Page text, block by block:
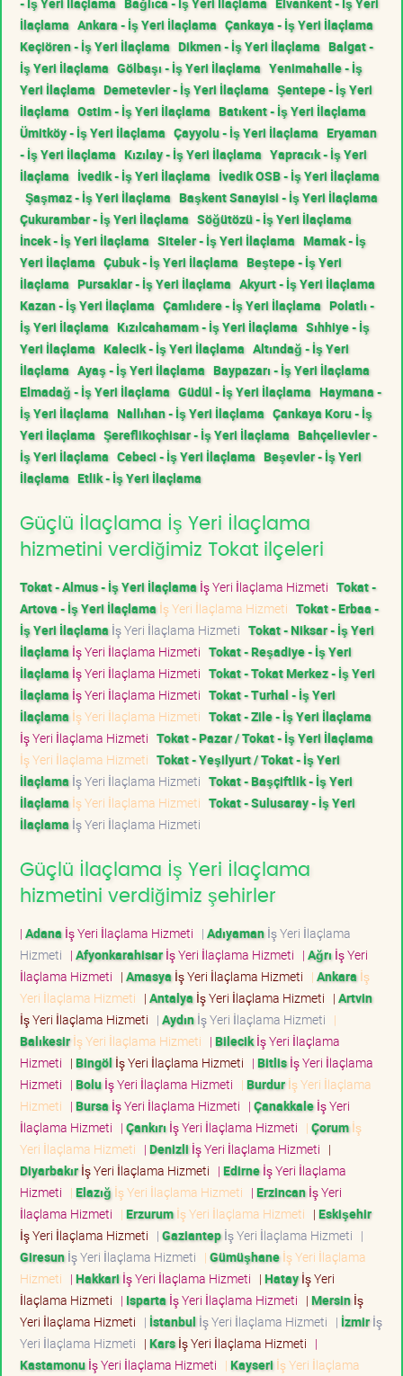
İlaçlama Ankara - İş Yeri İlaçlama Çankaya - İş Yeri İlaçlama
Keçiören - İş Yeri İlaçlama Dikmen - İş Yeri İlaçlama Balgat -
İş Yeri İlaçlama Gölbaşı - İş Yeri İlaçlama Yenimahalle - İş
Yeri İlaçlama Demetevler - İş Yeri İlaçlama Şentepe - İş Yeri
İlaçlama Ostim - İş Yeri İlaçlama Batıkent - İş Yeri İlaçlama
Ümitköy - İş Yeri İlaçlama Çayyolu - İş Yeri İlaçlama Eryaman
- İş Yeri İlaçlama Kızılay - İş Yeri İlaçlama Yapracık - İş Yeri
İlaçlama İvedik - İş Yeri İlaçlama İvedik OSB - İş Yeri İlaçlama
Şaşmaz - İş Yeri İlaçlama Başkent Sanayisi - İş Yeri İlaçlama
Çukurambar - İş Yeri İlaçlama Söğütözü - İş Yeri İlaçlama
İncek - İş Yeri İlaçlama Siteler - İş Yeri İlaçlama Mamak - İş
Yeri İlaçlama Çubuk - İş Yeri İlaçlama Beştepe - İş Yeri
İlaçlama Pursaklar - İş Yeri İlaçlama Akyurt - İş Yeri İlaçlama
Kazan - İş Yeri İlaçlama Çamlıdere - İş Yeri İlaçlama Polatlı -
İş Yeri İlaçlama Kızılcahamam - İş Yeri İlaçlama Sıhhiye - İş
Yeri İlaçlama Kalecik - İş Yeri İlaçlama Altındağ - İş Yeri
İlaçlama Ayaş - İş Yeri İlaçlama Baypazarı - İş Yeri İlaçlama
Elmadağ - İş Yeri İlaçlama Güdül - İş Yeri İlaçlama Haymana -
İş Yeri İlaçlama Nallıhan - İş Yeri İlaçlama Çankaya Koru - İş
Yeri İlaçlama Şereflikoçhisar - İş Yeri İlaçlama Bahçelievler -
İş Yeri İlaçlama Cebeci - İş Yeri İlaçlama Beşevler - İş Yeri
İlaçlama Etlik - İş Yeri İlaçlama
Güçlü İlaçlama İş Yeri İlaçlama
hizmetini verdiğimiz Tokat ilçeleri
Tokat - Almus - İş Yeri İlaçlama İş Yeri İlaçlama Hizmeti Tokat -
Artova - İş Yeri İlaçlama İş Yeri İlaçlama Hizmeti Tokat - Erbaa -
İş Yeri İlaçlama İş Yeri İlaçlama Hizmeti Tokat - Niksar - İş Yeri
İlaçlama İş Yeri İlaçlama Hizmeti Tokat - Reşadiye - İş Yeri
İlaçlama İş Yeri İlaçlama Hizmeti Tokat - Tokat Merkez - İş Yeri
İlaçlama İş Yeri İlaçlama Hizmeti Tokat - Turhal - İş Yeri
İlaçlama İş Yeri İlaçlama Hizmeti Tokat - Zile - İş Yeri İlaçlama
İş Yeri İlaçlama Hizmeti Tokat - Pazar / Tokat - İş Yeri İlaçlama
İş Yeri İlaçlama Hizmeti Tokat - Yeşilyurt / Tokat - İş Yeri
İlaçlama İş Yeri İlaçlama Hizmeti Tokat - Başçiftlik - İş Yeri
İlaçlama İş Yeri İlaçlama Hizmeti Tokat - Sulusaray - İş Yeri
İlaçlama İş Yeri İlaçlama Hizmeti
Güçlü İlaçlama İş Yeri İlaçlama
hizmetini verdiğimiz şehirler
| Adana İş Yeri İlaçlama Hizmeti | Adıyamanİş Yeri İlaçlama
Hizmeti | Afyonkarahisarİş Yeri İlaçlama Hizmeti | Ağrı İş Yeri
İlaçlama Hizmeti | Amasya İş Yeri İlaçlama Hizmeti | Ankara İş
Yeri İlaçlama Hizmeti | Antalya İş Yeri İlaçlama Hizmeti | Artvin
İş Yeri İlaçlama Hizmeti | Aydınİş Yeri İlaçlama Hizmeti |
Balıkesirİş Yeri İlaçlama Hizmeti | Bilecikİş Yeri İlaçlama
Hizmeti | Bingöl İş Yeri İlaçlama Hizmeti | Bitlisİş Yeri İlaçlama
Hizmeti | Boluİş Yeri İlaçlama Hizmeti | Burdurİş Yeri İlaçlama
Hizmeti | Bursa İş Yeri İlaçlama Hizmeti | Çanakkaleİş Yeri
İlaçlama Hizmeti | Çankırı İş Yeri İlaçlama Hizmeti | Çorumİş
Yeri İlaçlama Hizmeti | Denizli İş Yeri İlaçlama Hizmeti |
Diyarbakırİş Yeri İlaçlama Hizmeti | Edirneİş Yeri İlaçlama
Hizmeti | Elazığ İş Yeri İlaçlama Hizmeti | Erzincanİş Yeri
İlaçlama Hizmeti | Erzurumİş Yeri İlaçlama Hizmeti | Eskişehir
İş Yeri İlaçlama Hizmeti | Gaziantepİş Yeri İlaçlama Hizmeti |
Giresunİş Yeri İlaçlama Hizmeti | Gümüşhaneİş Yeri İlaçlama
Hizmeti | Hakkari İş Yeri İlaçlama Hizmeti | Hatayİş Yeri
İlaçlama Hizmeti | Isparta İş Yeri İlaçlama Hizmeti | Mersinİş
Yeri İlaçlama Hizmeti | İstanbul İş Yeri İlaçlama Hizmeti | İzmirİş
Yeri İlaçlama Hizmeti | Karsİş Yeri İlaçlama Hizmeti |
Kastamonuİş Yeri İlaçlama Hizmeti | Kayseri İş Yeri İlaçlama